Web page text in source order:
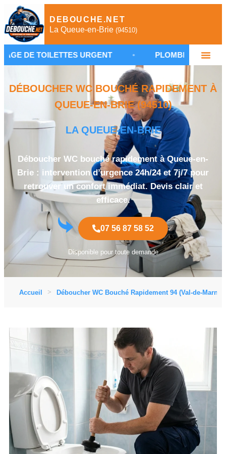
DEBOUCHE.NET
La Queue-en-Brie (94510)
URGENT • PLOMBIER DÉBOUCHAGE LA
DÉBOUCHER WC BOUCHÉ RAPIDEMENT À
QUEUE-EN-BRIE (94510)
LA QUEUE-EN-BRIE
Déboucher WC bouché rapidement à Queue-en-
Brie : intervention d’urgence 24h/24 et 7j/7 pour
retrouver un confort immédiat. Devis clair et
efficace.
07 56 87 58 52
Disponible pour toute demande
Accueil Déboucher WC Bouché Rapidement 94 (Val-de-Marne)